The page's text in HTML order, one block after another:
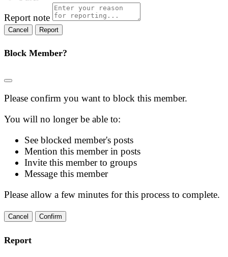
Report note
Report
Block Member?
Please confirm you want to block this member.
You will no longer be able to:
See blocked member's posts
Mention this member in posts
Invite this member to groups
Message this member
Please allow a few minutes for this process to complete.
Confirm
Report